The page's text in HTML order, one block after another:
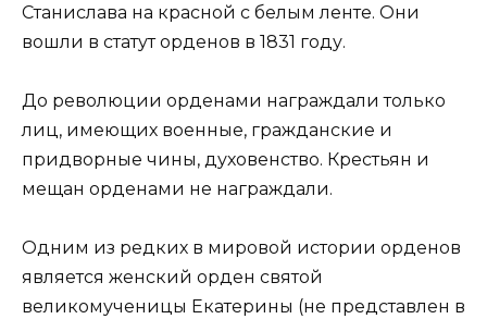
Станислава на красной с белым ленте. Они
вошли в статут орденов в 1831 году.
До революции орденами награждали только
лиц, имеющих военные, гражданские и
придворные чины, духовенство. Крестьян и
мещан орденами не награждали.
Одним из редких в мировой истории орденов
является женский орден святой
великомученицы Екатерины (не представлен в